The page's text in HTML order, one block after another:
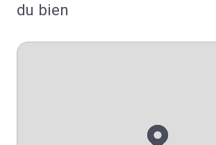
du bien